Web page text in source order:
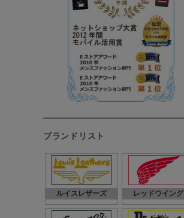
ブランドリスト
ルイスレザーズ レッドウイング